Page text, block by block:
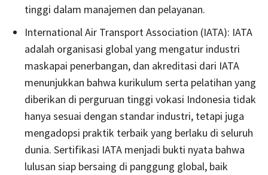
tinggi dalam manajemen dan pelayanan.
International Air Transport Association (IATA): IATA
adalah organisasi global yang mengatur industri
maskapai penerbangan, dan akreditasi dari IATA
menunjukkan bahwa kurikulum serta pelatihan yang
diberikan di perguruan tinggi vokasi Indonesia tidak
hanya sesuai dengan standar industri, tetapi juga
mengadopsi praktik terbaik yang berlaku di seluruh
dunia. Sertifikasi IATA menjadi bukti nyata bahwa
lulusan siap bersaing di panggung global, baik